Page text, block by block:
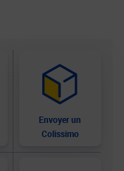
Envoyer un
Colissimo